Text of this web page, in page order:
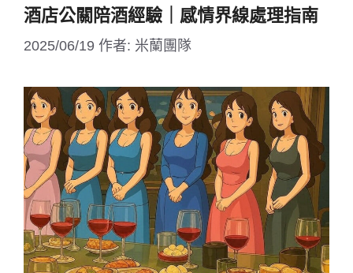
酒店公關陪酒經驗｜感情界線處理指南
2025/06/19 作者: 米蘭團隊